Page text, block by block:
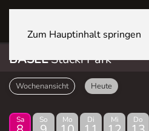
Zum Hauptinhalt springen
BASELStücki Park
Wochenansicht Heute
Sa So Mo Di Mi Do